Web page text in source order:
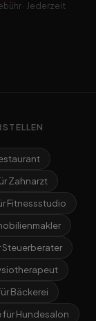
· Jederzeit
Zahnarzt
Fitnessstudio
Steuerberater
Bäckerei
für Hundesalon